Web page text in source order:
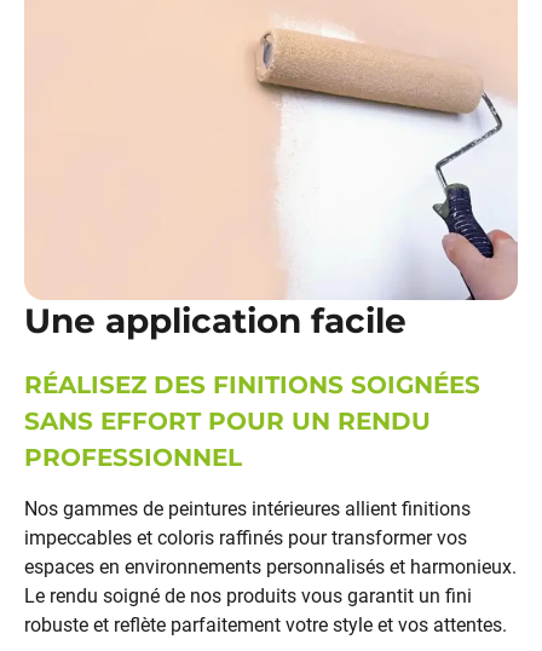
Une application facile
RÉALISEZ DES FINITIONS SOIGNÉES
SANS EFFORT POUR UN RENDU
PROFESSIONNEL
Nos gammes de peintures intérieures allient finitions
impeccables et coloris raffinés pour transformer vos
espaces en environnements personnalisés et harmonieux.
Le rendu soigné de nos produits vous garantit un fini
robuste et reflète parfaitement votre style et vos attentes.